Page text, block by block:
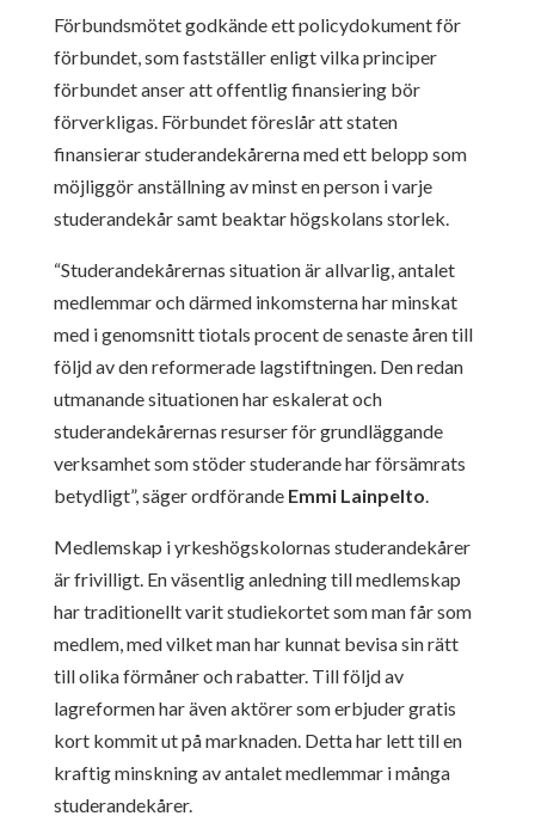
Förbundsmötet godkände ett policydokument för
förbundet, som fastställer enligt vilka principer
förbundet anser att offentlig finansiering bör
förverkligas. Förbundet föreslår att staten
finansierar studerandekårerna med ett belopp som
möjliggör anställning av minst en person i varje
studerandekår samt beaktar högskolans storlek.
“Studerandekårernas situation är allvarlig, antalet
medlemmar och därmed inkomsterna har minskat
med i genomsnitt tiotals procent de senaste åren till
följd av den reformerade lagstiftningen. Den redan
utmanande situationen har eskalerat och
studerandekårernas resurser för grundläggande
verksamhet som stöder studerande har försämrats
betydligt”, säger ordförande Emmi Lainpelto.
Medlemskap i yrkeshögskolornas studerandekårer
är frivilligt. En väsentlig anledning till medlemskap
har traditionellt varit studiekortet som man får som
medlem, med vilket man har kunnat bevisa sin rätt
till olika förmåner och rabatter. Till följd av
lagreformen har även aktörer som erbjuder gratis
kort kommit ut på marknaden. Detta har lett till en
kraftig minskning av antalet medlemmar i många
studerandekårer.